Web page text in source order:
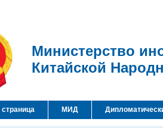
Министерство
Китайской
страница МИД